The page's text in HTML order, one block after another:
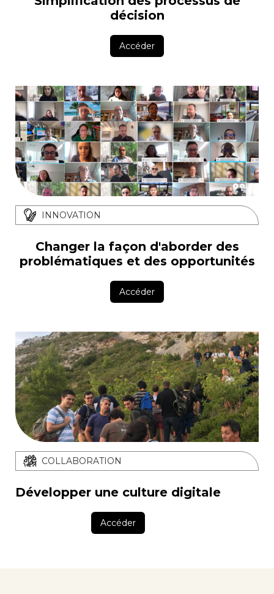
décision
Accéder
INNOVATION
Changer la façon d'aborder des
problématiques et des opportunités
Accéder
COLLABORATION
Développer une culture digitale
Accéder